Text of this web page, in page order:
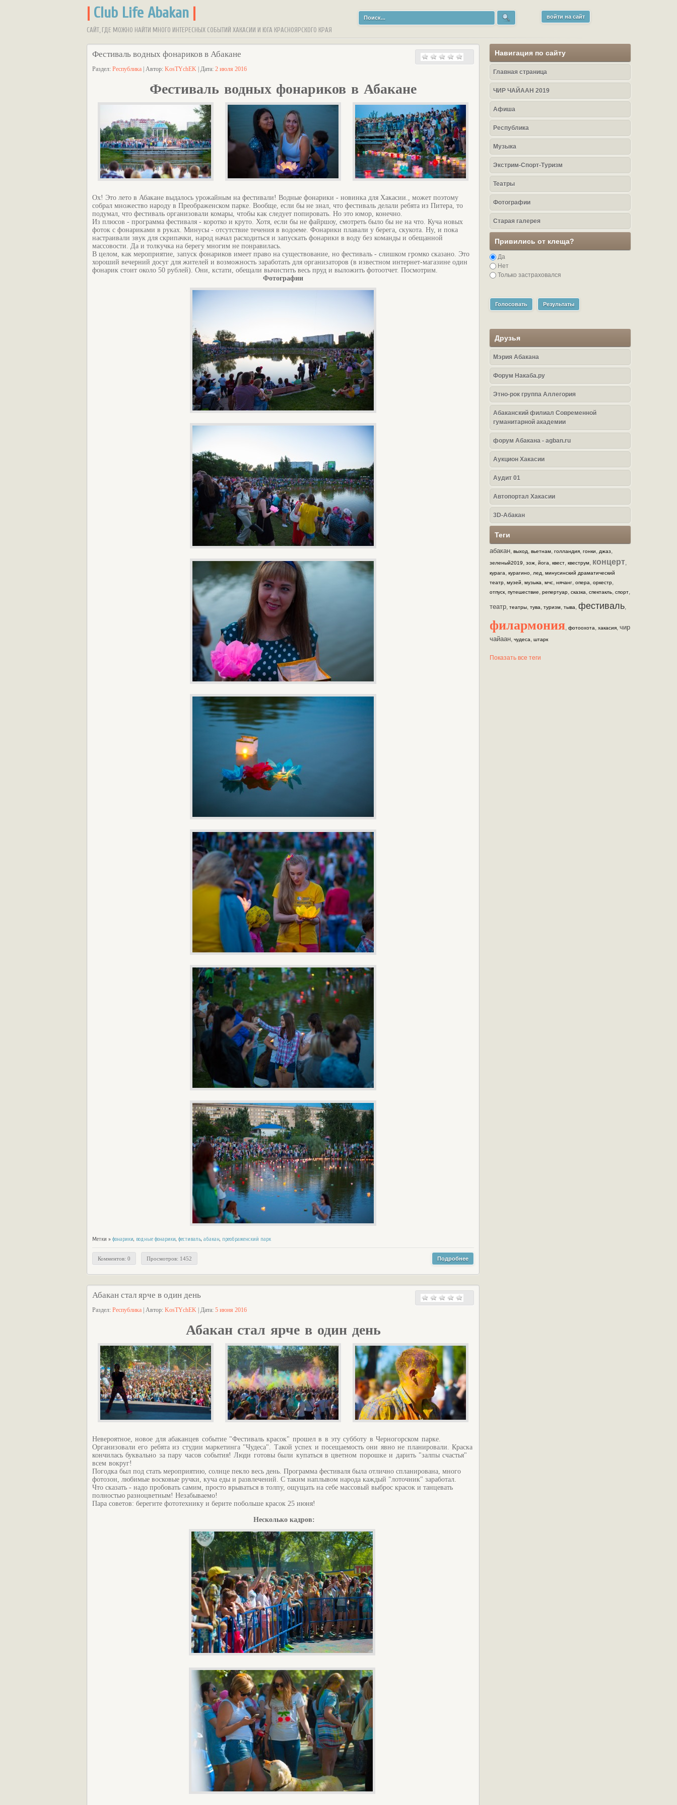
Club Life Abakan
САЙТ, ГДЕ МОЖНО НАЙТИ МНОГО ИНТЕРЕСНЫХ СОБЫТИЙ ХАКАСИИ И ЮГА КРАСНОЯРСКОГО КРАЯ
войти на сайт
Фестиваль водных фонариков в Абакане
Раздел: Республика | Автор: KosTYchEK | Дата: 2 июля 2016
Фестиваль водных фонариков в Абакане
Ох! Это лето в Абакане выдалось урожайным на фестивали! Водные фонарики - новинка для Хакасии., может поэтому
собрал множество народу в Преображенском парке. Вообще, если бы не знал, что фестиваль делали ребята из Питера, то
подумал, что фестиваль организовали комары, чтобы как следует попировать. Но это юмор, конечно.
Из плюсов - программа фестиваля - коротко и круто. Хотя, если бы не файршоу, смотреть было бы не на что. Куча новых
фоток с фонариками в руках. Минусы - отсутствие течения в водоеме. Фонарики плавали у берега, скукота. Ну, и пока
настраивали звук для скрипачки, народ начал расходиться и запускать фонарики в воду без команды и обещанной
массовости. Да и толкучка на берегу многим не понравилась.
В целом, как мероприятие, запуск фонариков имеет право на существование, но фестиваль - слишком громко сказано. Это
хороший вечерний досуг для жителей и возможность заработать для организаторов (в известном интернет-магазине один
фонарик стоит около 50 рублей). Они, кстати, обещали вычистить весь пруд и выложить фотоотчет. Посмотрим.
Фотографии
Метки » фонарики, водные фонарики, фестиваль, абакан, преображенский парк
Комментов: 0 Просмотров: 1452 Подробнее
Абакан стал ярче в один день
Раздел: Республика | Автор: KosTYchEK | Дата: 5 июня 2016
Абакан стал ярче в один день
Невероятное, новое для абаканцев событие "Фестиваль красок" прошел в в эту субботу в Черногорском парке.
Организовали его ребята из студии маркетинга "Чудеса". Такой успех и посещаемость они явно не планировали. Краска
кончилась буквально за пару часов события! Люди готовы были купаться в цветном порошке и дарить "залпы счастья"
всем вокруг!
Погодка был под стать мероприятию, солнце пекло весь день. Программа фестиваля была отлично спланирована, много
фотозон, любимые восковые ручки, куча еды и развлечений. С таким наплывом народа каждый "лоточник" заработал.
Что сказать - надо пробовать самим, просто врываться в толпу, ощущать на себе массовый выброс красок и танцевать
полностью разноцветным! Незабываемо!
Пара советов: берегите фототехнику и берите побольше красок 25 июня!
Несколько кадров:
Навигация по сайту
Главная страница
ЧИР ЧАЙААН 2019
Афиша
Республика
Музыка
Экстрим-Спорт-Туризм
Театры
Фотографии
Старая галерея
Привились от клеща?
Да
Нет
Только застраховался
Голосовать Результаты
Друзья
Мэрия Абакана
Форум Накаба.ру
Этно-рок группа Аллегория
Абаканский филиал Современной
гуманитарной академии
форум Абакана - agban.ru
Аукцион Хакасии
Аудит 01
Автопортал Хакасии
3D-Абакан
Теги
абакан, выход, вьетнам, голландия, гонки, джаз,
зеленый2019, зож, йога, квест, квеструм, концерт,
курага, курагино, лед, минусинский драматический
театр, музей, музыка, мчс, нячанг, опера, оркестр,
отпуск, путешествие, репертуар, сказка, спектакль, спорт,
театр, театры, тува, туризм, тыва, фестиваль,
филармония, фотоохота, хакасия, чир
чайаан, чудеса, штарк
Показать все теги